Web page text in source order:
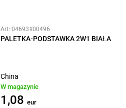
Art: 04693#00496
PALETKA-PODSTAWKA 2W1 BIAŁA
China
W magazynie
1,08 eur